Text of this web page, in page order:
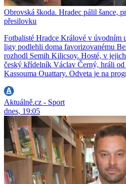
Obrovská škoda. Hradec pálil šance,
přesilovku
Fotbalisté Hradce Králové v úvodním
ligy podlehli doma favorizovanému
rozhodl Semih Kilicsoy. Hosté, v
český křídelník Václav Černý, hráli
Kassouma Ouattary. Odveta je na
Aktuálně.cz - Sport
dnes, 19:05